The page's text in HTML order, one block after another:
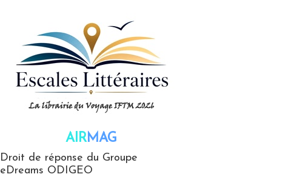
AIRMAG
Droit de réponse du Groupe
eDreams ODIGEO